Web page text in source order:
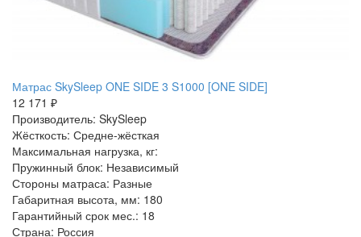
Матрас SkySleep ONE SIDE 3 S1000 [ONE SIDE]
12 171 ₽
Производитель: SkySleep
Жёсткость: Средне-жёсткая
Максимальная нагрузка, кг:
Пружинный блок: Независимый
Стороны матраса: Разные
Габаритная высота, мм: 180
Гарантийный срок мес.: 18
Страна: Россия